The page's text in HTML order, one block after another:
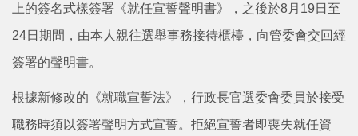
上的簽名式樣簽署《就任宣誓聲明書》，之後於8月19日至
24日期間，由本人親往選舉事務接待櫃檯，向管委會交回經
簽署的聲明書。
根據新修改的《就職宣誓法》，行政長官選委會委員於接受
職務時須以簽署聲明方式宣誓。拒絕宣誓者即喪失就任資